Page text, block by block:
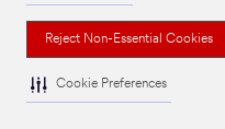
Reject Non-Essential Cookies
Cookie Preferences